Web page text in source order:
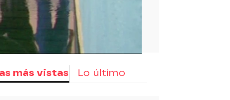
más vistas Lo último